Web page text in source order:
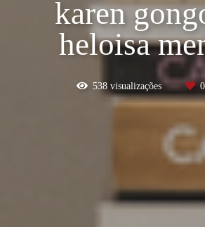
karen
heloisa
538visualizações 0